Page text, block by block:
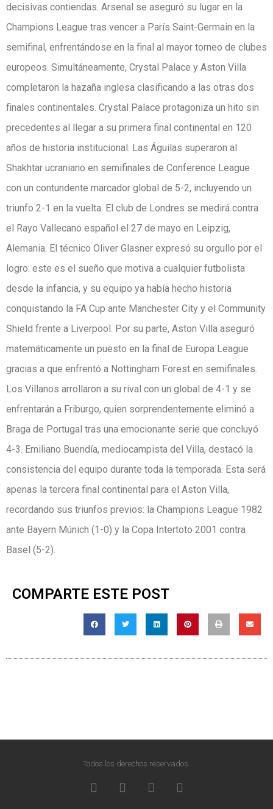
decisivas contiendas. Arsenal se aseguró su lugar en la
Champions League tras vencer a París Saint-Germain en la
semifinal, enfrentándose en la final al mayor torneo de clubes
europeos. Simultáneamente, Crystal Palace y Aston Villa
completaron la hazaña inglesa clasificando a las otras dos
finales continentales. Crystal Palace protagoniza un hito sin
precedentes al llegar a su primera final continental en 120
años de historia institucional. Las Águilas superaron al
Shakhtar ucraniano en semifinales de Conference League
con un contundente marcador global de 5-2, incluyendo un
triunfo 2-1 en la vuelta. El club de Londres se medirá contra
el Rayo Vallecano español el 27 de mayo en Leipzig,
Alemania. El técnico Oliver Glasner expresó su orgullo por el
logro: este es el sueño que motiva a cualquier futbolista
desde la infancia, y su equipo ya había hecho historia
conquistando la FA Cup ante Manchester City y el Community
Shield frente a Liverpool. Por su parte, Aston Villa aseguró
matemáticamente un puesto en la final de Europa League
gracias a que enfrentó a Nottingham Forest en semifinales.
Los Villanos arrollaron a su rival con un global de 4-1 y se
enfrentarán a Friburgo, quien sorprendentemente eliminó a
Braga de Portugal tras una emocionante serie que concluyó
4-3. Emiliano Buendía, mediocampista del Villa, destacó la
consistencia del equipo durante toda la temporada. Esta será
apenas la tercera final continental para el Aston Villa,
recordando sus triunfos previos: la Champions League 1982
ante Bayern Múnich (1-0) y la Copa Intertoto 2001 contra
Basel (5-2).
COMPARTE ESTE POST
Todos los derechos reservados.